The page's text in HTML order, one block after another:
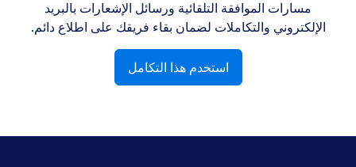
مسارات الموافقة التلقائية ورسائل الإشعارات بالبريد
الإلكتروني والتكاملات لضمان بقاء فريقك على اطلاع دائم.
استخدم هذا التكامل